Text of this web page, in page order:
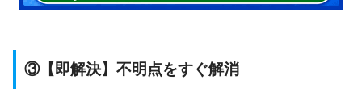
③【即解決】不明点をすぐ解消